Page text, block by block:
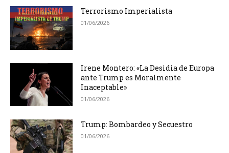
Terrorismo Imperialista
01/06/2026
Irene Montero: «La Desidia de Europa
ante Trump es Moralmente
Inaceptable»
01/06/2026
Trump: Bombardeo y Secuestro
01/06/2026